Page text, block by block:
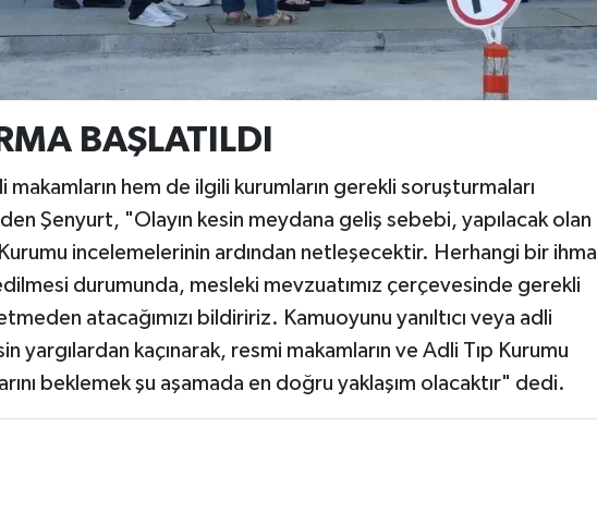
BAŞLATILDI
makamların hem de ilgili kurumların gerekli soruşturmaları
Şenyurt, "Olayın kesin meydana geliş sebebi, yapılacak olan
incelemelerinin ardından netleşecektir. Herhangi bir ihmal
durumunda, mesleki mevzuatımız çerçevesinde gerekli
atacağımızı bildiririz. Kamuoyunu yanıltıcı veya adli
yargılardan kaçınarak, resmi makamların ve Adli Tıp Kurumu
beklemek şu aşamada en doğru yaklaşım olacaktır" dedi.